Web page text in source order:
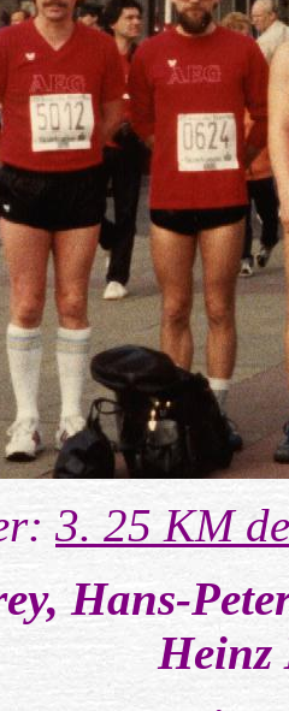
3. 25 KM
Hans-
Heinz